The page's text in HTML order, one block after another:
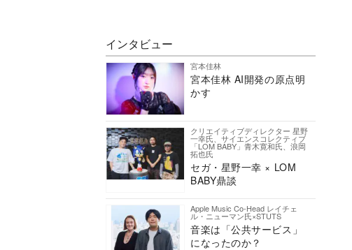
インタビュー
宮本佳林
宮本佳林 AI開発の原点明
かす
クリエイティブディレクター 星野
一幸氏、サイエンスコレクティブ
「LOM BABY」青木寛和氏、浪岡
拓也氏
セガ・星野一幸 × LOM
BABY鼎談
Apple Music Co-Head レイチェ
ル・ニューマン氏×STUTS
音楽は「公共サービス」
になったのか？